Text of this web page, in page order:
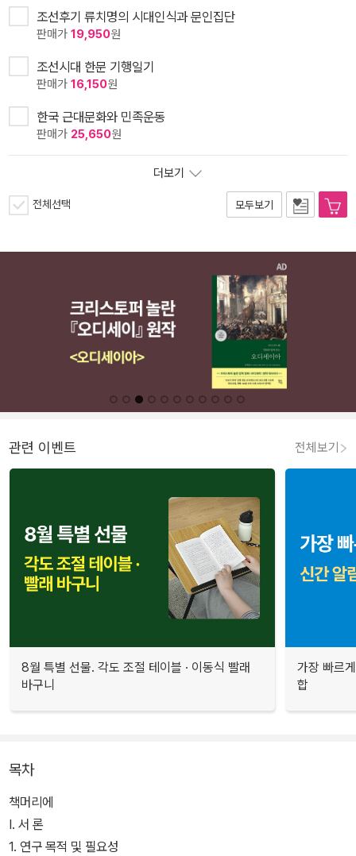
조선후기 류치명의 시대인식과 문인집단
판매가 19,950원
조선시대 한문 기행일기
판매가 16,150원
한국 근대문화와 민족운동
판매가 25,650원
더보기
전체선택 모두보기
관련 이벤트 전체보기
8월 특별 선물. 각도 조절 테이블 · 이동식 빨래
바구니
가장 빠르
합
목차
책머리에
Ⅰ. 서 론
1. 연구 목적 및 필요성